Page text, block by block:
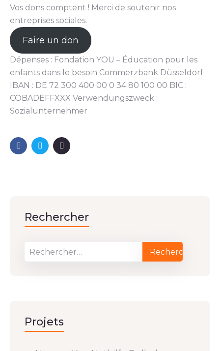
Vos dons comptent ! Merci de soutenir nos
entreprises sociales.
Faire un don
Dépenses : Fondation YOU – Éducation pour les
enfants dans le besoin Commerzbank Düsseldorf
IBAN : DE 72 300 400 00 0 34 80 100 00 BIC :
COBADEFFXXX Verwendungszweck :
Sozialunternehmer
Rechercher
Projets